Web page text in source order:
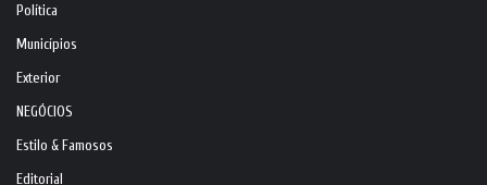
Política
Municípios
Exterior
NEGÓCIOS
Estilo & Famosos
Editorial